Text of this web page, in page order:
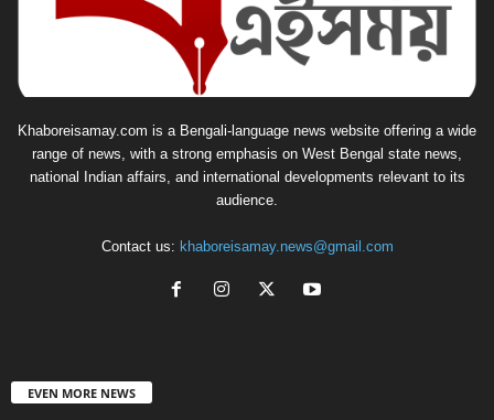
Khaboreisamay.com is a Bengali-language news website offering a wide
range of news, with a strong emphasis on West Bengal state news,
national Indian affairs, and international developments relevant to its
audience.
Contact us: khaboreisamay.news@gmail.com
EVEN MORE NEWS